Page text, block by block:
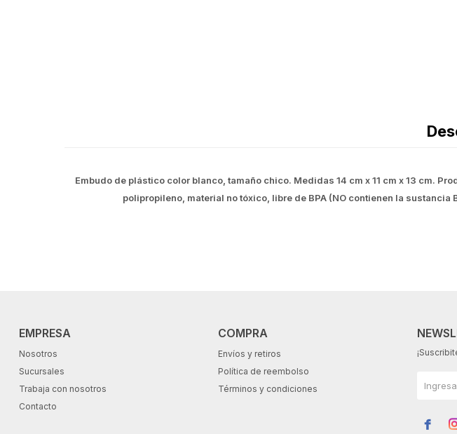
Embudo de plástico color blanco, tamaño chico. Medidas 14 cm x 11 cm x 13 cm.
polipropileno, material no tóxico, libre de BPA (NO contienen la
EMPRESA
Nosotros
Sucursales
Trabaja con nosotros
Contacto
COMPRA
Envíos y retiros
Política de reembolso
Términos y condiciones
